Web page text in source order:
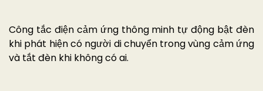
Công tắc điện cảm ứng thông minh tự động bật đèn
khi phát hiện có người di chuyển trong vùng cảm ứng
và tắt đèn khi không có ai.